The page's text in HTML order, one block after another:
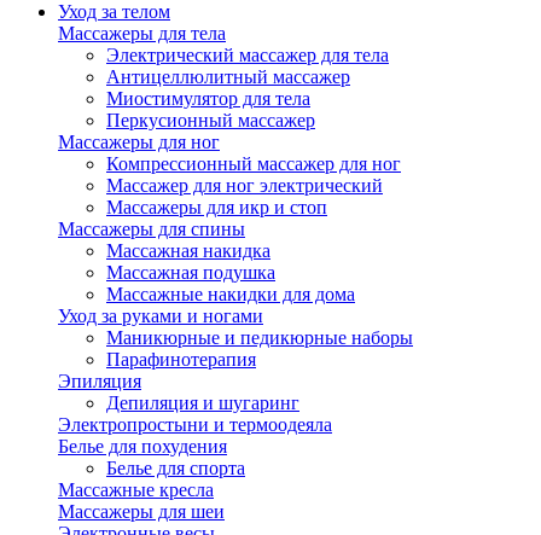
Уход за телом
Массажеры для тела
Электрический массажер для тела
Антицеллюлитный массажер
Миостимулятор для тела
Перкусионный массажер
Массажеры для ног
Компрессионный массажер для ног
Массажер для ног электрический
Массажеры для икр и стоп
Массажеры для спины
Массажная накидка
Массажная подушка
Массажные накидки для дома
Уход за руками и ногами
Маникюрные и педикюрные наборы
Парафинотерапия
Эпиляция
Депиляция и шугаринг
Электропростыни и термоодеяла
Белье для похудения
Белье для спорта
Массажные кресла
Массажеры для шеи